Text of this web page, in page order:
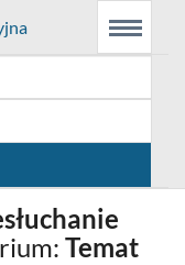
Menu
Temat